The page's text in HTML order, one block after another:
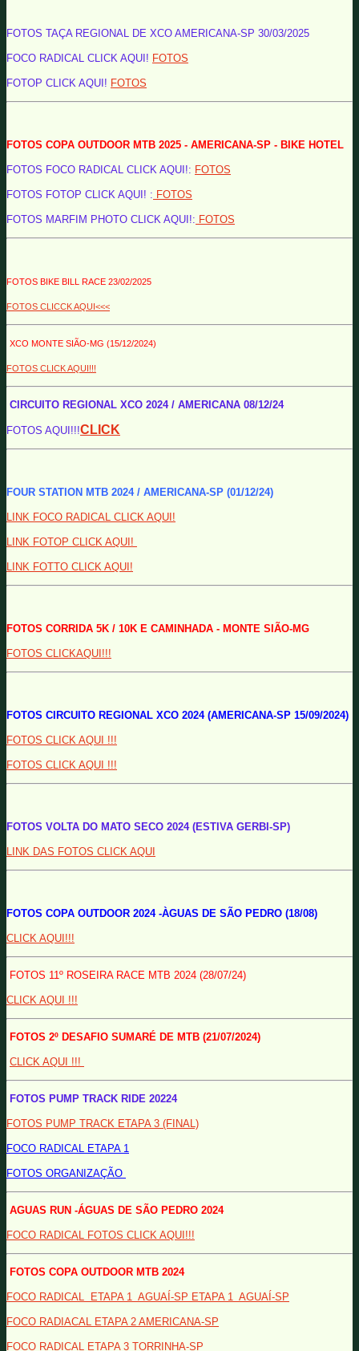
FOTOS TAÇA REGIONAL DE XCO AMERICANA-SP 30/03/2025
FOCO RADICAL CLICK AQUI! FOTOS
FOTOP CLICK AQUI! FOTOS
FOTOS COPA OUTDOOR MTB 2025 - AMERICANA-SP - BIKE HOTEL
FOTOS FOCO RADICAL CLICK AQUI!: FOTOS
FOTOS FOTOP CLICK AQUI! : FOTOS
FOTOS MARFIM PHOTO CLICK AQUI!: FOTOS
FOTOS BIKE BILL RACE 23/02/2025
FOTOS CLICCK AQUI<<<
XCO MONTE SIÃO-MG (15/12/2024)
FOTOS CLICK AQUI!!!
CIRCUITO REGIONAL XCO 2024 / AMERICANA 08/12/24
FOTOS AQUI!!!CLICK
FOUR STATION MTB 2024 / AMERICANA-SP (01/12/24)
LINK FOCO RADICAL CLICK AQUI!
LINK FOTOP CLICK AQUI!
LINK FOTTO CLICK AQUI!
FOTOS CORRIDA 5K / 10K E CAMINHADA - MONTE SIÃO-MG
FOTOS CLICKAQUI!!!
FOTOS CIRCUITO REGIONAL XCO 2024 (AMERICANA-SP 15/09/2024)
FOTOS CLICK AQUI !!!
FOTOS CLICK AQUI !!!
FOTOS VOLTA DO MATO SECO 2024 (ESTIVA GERBI-SP)
LINK DAS FOTOS CLICK AQUI
FOTOS COPA OUTDOOR 2024 -ÀGUAS DE SÃO PEDRO (18/08)
CLICK AQUI!!!
FOTOS 11º ROSEIRA RACE MTB 2024 (28/07/24)
CLICK AQUI !!!
FOTOS 2º DESAFIO SUMARÉ DE MTB (21/07/2024)
CLICK AQUI !!!
FOTOS PUMP TRACK RIDE 20224
FOTOS PUMP TRACK ETAPA 3 (FINAL)
FOCO RADICAL ETAPA 1
FOTOS ORGANIZAÇÃO
AGUAS RUN -ÁGUAS DE SÃO PEDRO 2024
FOCO RADICAL FOTOS CLICK AQUI!!!
FOTOS COPA OUTDOOR MTB 2024
FOCO RADICAL ETAPA 1 AGUAÍ-SP ETAPA 1 AGUAÍ-SP
FOCO RADIACAL ETAPA 2 AMERICANA-SP
FOCO RADICAL ETAPA 3 TORRINHA-SP